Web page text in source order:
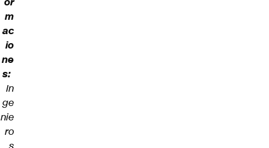
m
ac
io
ne
s:
In
ge
nie
ro